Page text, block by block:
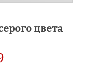
цвета